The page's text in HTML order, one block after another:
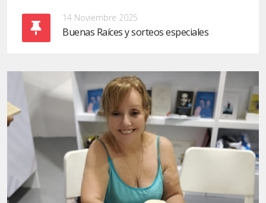
14 Noviembre 2025
Buenas Raíces y sorteos especiales